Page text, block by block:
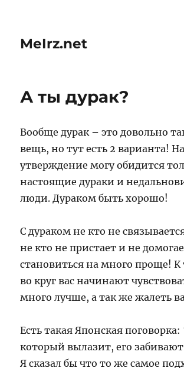
MeIrz.net
А ты дурак?
Вообще дурак – это довольно
вещь, но тут есть 2 варианта!
утверждение могу обидится
настоящие дураки и
люди. Дураком быть хорошо!
С дураком не кто не
не кто не пристает и не
становиться на много проще! К
во круг вас начинают
много лучше, а так же жалеть
Есть такая Японская поговорка:
который вылазит, его
Я сказал бы что то же самое